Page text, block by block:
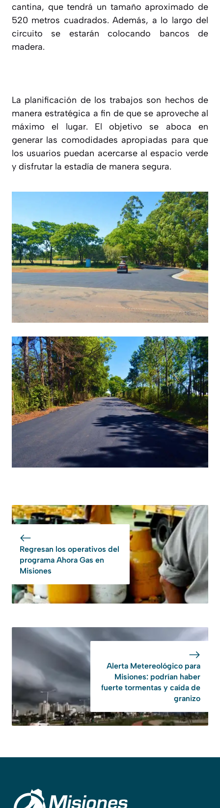
cantina, que tendrá un tamaño aproximado de
520 metros cuadrados. Además, a lo largo del
circuito se estarán colocando bancos de
madera.
La planificación de los trabajos son hechos de
manera estratégica a fin de que se aproveche al
máximo el lugar. El objetivo se aboca en
generar las comodidades apropiadas para que
los usuarios puedan acercarse al espacio verde
y disfrutar la estadía de manera segura.
Regresan los operativos del
programa Ahora Gas en
Misiones
Alerta Metereológico para
Misiones: podrían haber
fuerte tormentas y caída de
granizo